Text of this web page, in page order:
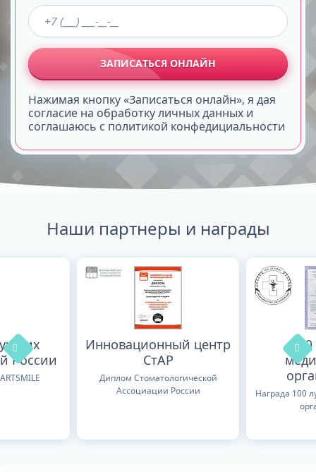
ЗАПИСАТЬСЯ ОНЛАЙН
Нажимая кнопку «Записаться онлайн», я дая
согласие на обработку личных данных и
соглашаюсь с политикой конфедициальности
Наши партнеры и награды
России
Инновационный центр
СтАР
Диплом Стоматологической
Ассоциации России
Награда 100